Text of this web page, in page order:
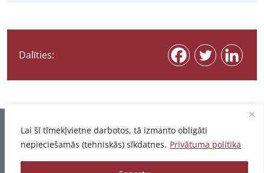
Lai šī tīmekļvietne darbotos, tā izmanto obligāti
nepieciešamās (tehniskās) sīkdatnes. Privātuma politika
Dalīties:
Informācija pēdējo reizi atjaunota 06.08.2026